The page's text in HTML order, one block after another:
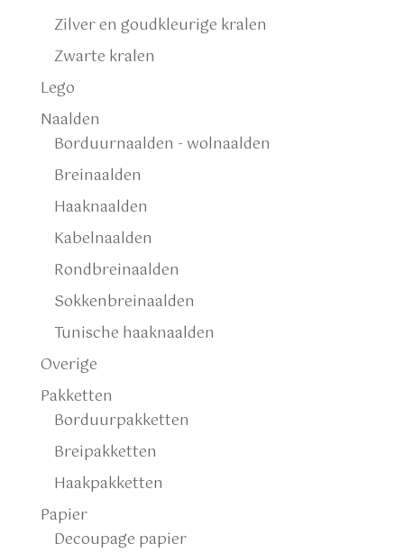
Zilver en goudkleurige kralen
Zwarte kralen
Lego
Naalden
Borduurnaalden - wolnaalden
Breinaalden
Haaknaalden
Kabelnaalden
Rondbreinaalden
Sokkenbreinaalden
Tunische haaknaalden
Overige
Pakketten
Borduurpakketten
Breipakketten
Haakpakketten
Papier
Decoupage papier